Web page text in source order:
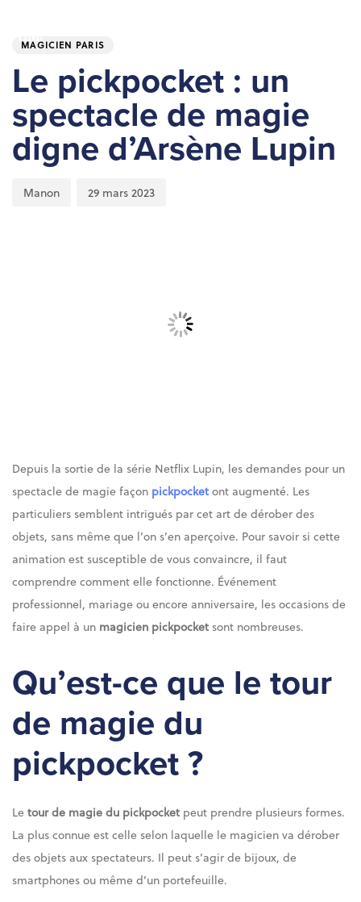
primary
navigation
Skip
content
MAGICIEN PARIS
Le pickpocket : un
spectacle de magie
digne d’Arsène Lupin
Manon 29 mars 2023
Depuis la sortie de la série Netflix Lupin, les demandes pour un
spectacle de magie façon pickpocketont augmenté. Les
particuliers semblent intrigués par cet art de dérober des
objets, sans même que l’on s’en aperçoive. Pour savoir si cette
animation est susceptible de vous convaincre, il faut
comprendre comment elle fonctionne. Événement
professionnel, mariage ou encore anniversaire, les occasions de
faire appel à un magicien pickpocket sont nombreuses.
Qu’est-ce que le tour
de magie du
pickpocket ?
Letour de magie du pickpocket peut prendre plusieurs formes.
La plus connue est celle selon laquelle le magicien va dérober
des objets aux spectateurs. Il peut s’agir de bijoux, de
smartphones ou même d’un portefeuille.